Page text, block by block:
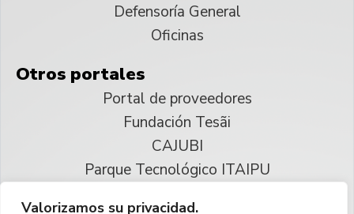
Valorizamos su privacidad.
Defensoría General
Oficinas
Otros portales
Portal de proveedores
Fundación Tesãi
CAJUBI
Parque Tecnológico ITAIPU